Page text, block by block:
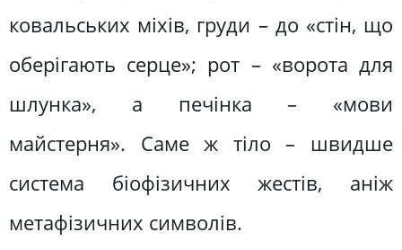
ковальських міхів, груди – до «стін, що
оберігають серце»; рот – «ворота для
шлунка», а печінка – «мови
майстерня». Саме ж тіло – швидше
система біофізичних жестів, аніж
метафізичних символів.